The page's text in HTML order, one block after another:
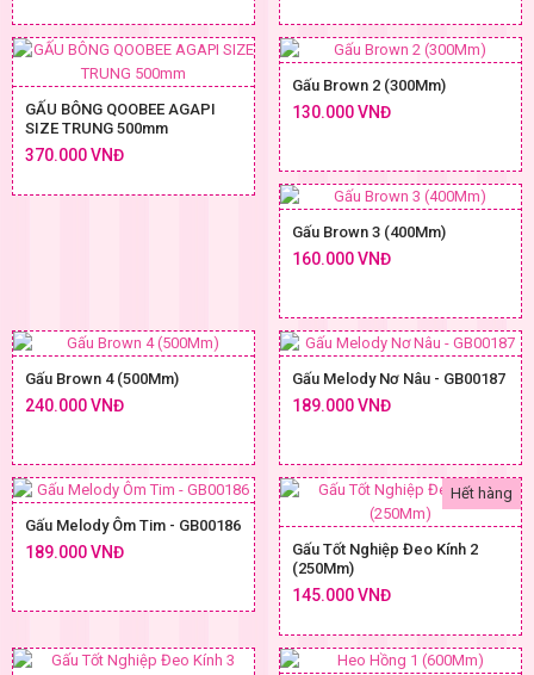
GẤU BÔNG QOOBEE AGAPI
SIZE TRUNG 500mm
370.000 VNĐ
Gấu Brown 2 (300Mm)
130.000 VNĐ
Gấu Brown 3 (400Mm)
160.000 VNĐ
Gấu Brown 4 (500Mm)
240.000 VNĐ
Gấu Melody Nơ Nâu - GB00187
189.000 VNĐ
Gấu Melody Ôm Tim - GB00186
189.000 VNĐ
Hết hàng
Gấu Tốt Nghiệp Đeo Kính 2
(250Mm)
145.000 VNĐ